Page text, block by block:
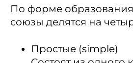
По форме
союзы делятся на
Простые (simple)